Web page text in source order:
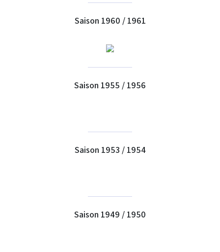
Saison 1960 / 1961
Saison 1955 / 1956
Saison 1953 / 1954
Saison 1949 / 1950